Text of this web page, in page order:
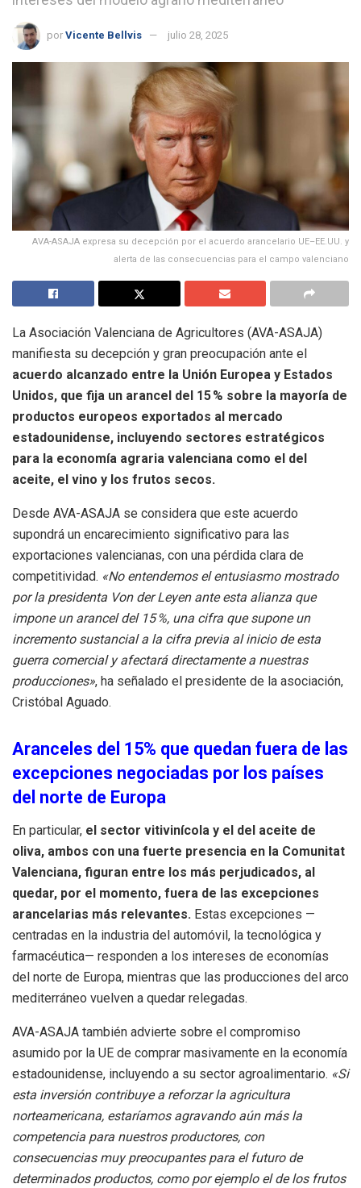
por Vicente Bellvis julio 28, 2025
AVA-ASAJA expresa su decepción por el acuerdo arancelario UE–EE.UU. y
alerta de las consecuencias para el campo valenciano
La Asociación Valenciana de Agricultores (AVA-ASAJA)
manifiesta su decepción y gran preocupación ante el
acuerdo alcanzado entre la Unión Europea y Estados
Unidos, que fija un arancel del 15 % sobre la mayoría de
productos europeos exportados al mercado
estadounidense, incluyendo sectores estratégicos
para la economía agraria valenciana como el del
aceite, el vino y los frutos secos.
Desde AVA-ASAJA se considera que este acuerdo
supondrá un encarecimiento significativo para las
exportaciones valencianas, con una pérdida clara de
competitividad. «No entendemos el entusiasmo mostrado
por la presidenta Von der Leyen ante esta alianza que
impone un arancel del 15 %, una cifra que supone un
incremento sustancial a la cifra previa al inicio de esta
guerra comercial y afectará directamente a nuestras
producciones», ha señalado el presidente de la asociación,
Cristóbal Aguado.
Aranceles del 15% que quedan fuera de las
excepciones negociadas por los países
del norte de Europa
En particular, el sector vitivinícola y el del aceite de
oliva, ambos con una fuerte presencia en la Comunitat
Valenciana, figuran entre los más perjudicados, al
quedar, por el momento, fuera de las excepciones
arancelarias más relevantes. Estas excepciones —
centradas en la industria del automóvil, la tecnológica y
farmacéutica— responden a los intereses de economías
del norte de Europa, mientras que las producciones del arco
mediterráneo vuelven a quedar relegadas.
AVA-ASAJA también advierte sobre el compromiso
asumido por la UE de comprar masivamente en la economía
estadounidense, incluyendo a su sector agroalimentario. «Si
esta inversión contribuye a reforzar la agricultura
norteamericana, estaríamos agravando aún más la
competencia para nuestros productores, con
consecuencias muy preocupantes para el futuro de
determinados productos, como por ejemplo el de los frutos